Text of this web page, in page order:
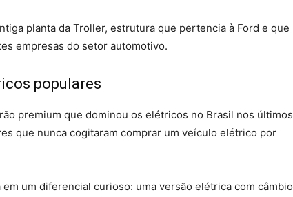
planta da Troller, estrutura que pertencia à Ford e que
empresas do setor automotivo.
populares
premium que dominou os elétricos no Brasil nos últimos
que nunca cogitaram comprar um veículo elétrico por
um diferencial curioso: uma versão elétrica com câmbio